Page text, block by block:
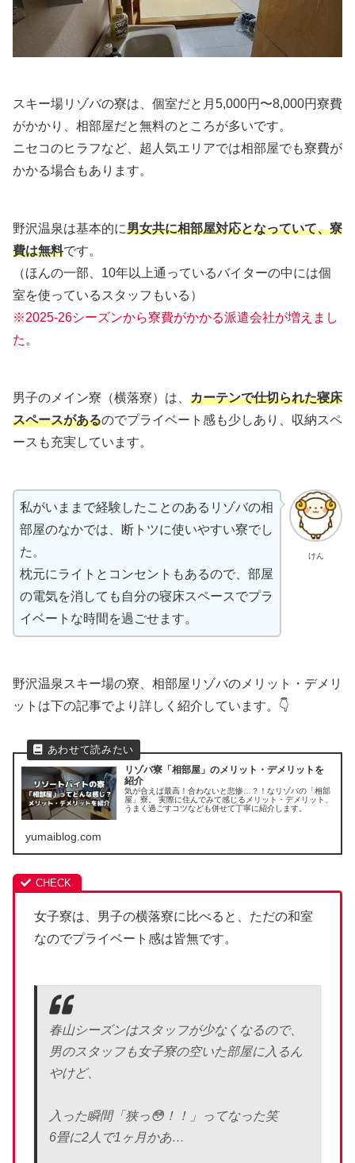
スキー場リゾバの寮は、個室だと月5,000円〜8,000円寮費
がかかり、相部屋だと無料のところが多いです。
ニセコのヒラフなど、超人気エリアでは相部屋でも寮費が
かかる場合もあります。
野沢温泉は基本的に男女共に相部屋対応となっていて、寮
費は無料です。
（ほんの一部、10年以上通っているバイターの中には個
室を使っているスタッフもいる）
※2025-26シーズンから寮費がかかる派遣会社が増えまし
た 。
男子のメイン寮（横落寮）は、 カーテンで仕切られた寝床
スペースがあるのでプライベート感も少しあり、収納スペ
ースも充実しています。
けん
私がいままで経験したことのあるリゾバの相
部屋のなかでは、断トツに使いやすい寮でし
た。
枕元にライトとコンセントもあるので、部屋
の電気を消しても自分の寝床スペースでプラ
イベートな時間を過ごせます。
野沢温泉スキー場の寮、相部屋リゾバのメリット・デメリ
ットは下の記事でより詳しく紹介しています。👇
リゾバ寮「相部屋」のメリット・デメリットを
紹介
気が合えば最高！合わないと悲惨…？！なリゾバの「相部
屋」寮。 実際に住んでみて感じるメリット・デメリット、
うまく過ごすコツなども併せて丁寧に紹介します。
yumaiblog.com
女子寮は、男子の横落寮に比べると、ただの和室
なのでプライベート感は皆無です。
春山シーズンはスタッフが少なくなるので、
男のスタッフも女子寮の空いた部屋に入るん
やけど、
入った瞬間「狭っ😳！！」ってなった笑
6畳に2人で1ヶ月かあ…